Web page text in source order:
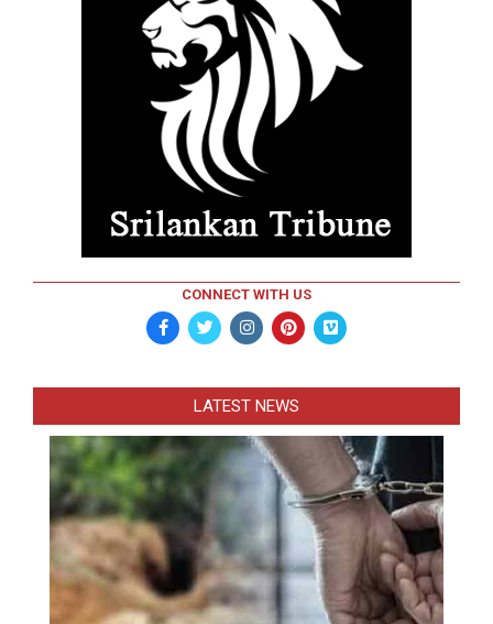
CONNECT WITH US
LATEST NEWS